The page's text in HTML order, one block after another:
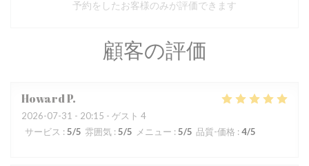
顧客の評価
HowardP
2026-07-31 - 20:15 - ゲスト 4
サービス : 5/5 雰囲気 : 5/5 メニュー : 5/5 品質-価格 : 4/5
予約をしたお客様のみが評価できます